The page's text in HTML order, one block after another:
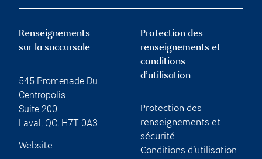
Renseignements
sur la succursale
545 Promenade Du
Centropolis
Suite 200
Laval, QC, H7T 0A3
Website
Protection des
renseignements et
conditions
d’utilisation
Protection des
renseignements et
sécurité
Conditions d’utilisation